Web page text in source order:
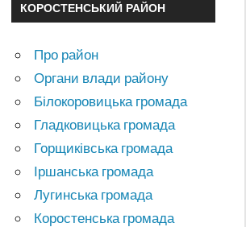
КОРОСТЕНСЬКИЙ РАЙОН
Про район
Органи влади району
Білокоровицька громада
Гладковицька громада
Горщиківська громада
Іршанська громада
Лугинська громада
Коростенська громада